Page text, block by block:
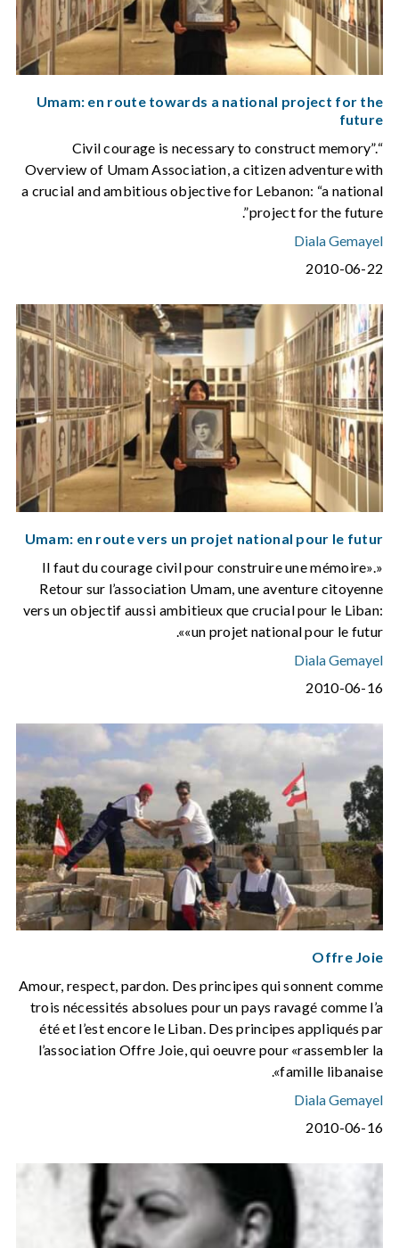
Umam: en route towards a national project for the
future
“Civil courage is necessary to construct memory”.
Overview of Umam Association, a citizen adventure with
a crucial and ambitious objective for Lebanon: “a national
project for the future”.
Diala Gemayel
2010-06-22
Umam: en route vers un projet national pour le futur
«Il faut du courage civil pour construire une mémoire».
Retour sur l’association Umam, une aventure citoyenne
vers un objectif aussi ambitieux que crucial pour le Liban:
«un projet national pour le futur».
Diala Gemayel
2010-06-16
Offre Joie
Amour, respect, pardon. Des principes qui sonnent comme
trois nécessités absolues pour un pays ravagé comme l’a
été et l’est encore le Liban. Des principes appliqués par
l’association Offre Joie, qui oeuvre pour «rassembler la
famille libanaise».
Diala Gemayel
2010-06-16